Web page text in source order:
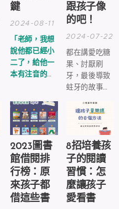
鍵
2024-08-11
「老師，我想
說他都已經小
二了，給他一
本有注音的書
欸！」
跟孩子像
的吧！
2024-07-22
都在講愛吃糖
果、討厭刷
牙，最後導致
蛀牙的故事，
很顯而易見，
就是在教導孩
子刷牙的重要
性。
2023圖書
館借閱排
行榜：原
來孩子都
借這些書
8招培養孩
子的閱讀
習慣：怎
麼讓孩子
愛看書